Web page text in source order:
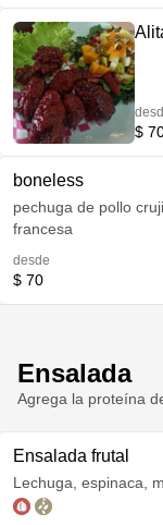
$
boneless
pechuga de pollo
francesa
desde
$ 70
Ensalada
Agrega la proteína
Ensalada frutal
Lechuga, espinaca,
ajonjolí garapiñado.